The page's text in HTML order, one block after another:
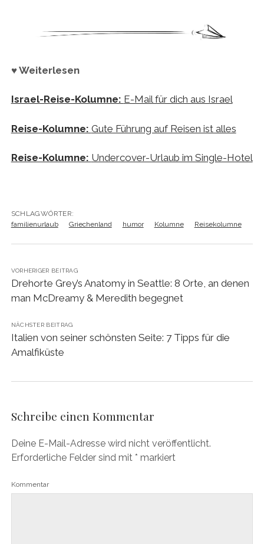
♥ Weiterlesen
Israel-Reise-Kolumne: E-Mail für dich aus Israel
Reise-Kolumne: Gute Führung auf Reisen ist alles
Reise-Kolumne: Undercover-Urlaub im Single-Hotel
SCHLAGWÖRTER:
familienurlaub
Griechenland humor Kolumne Reisekolumne
VORHERIGER BEITRAG
Drehorte Grey’s Anatomy in Seattle: 8 Orte, an denen
man McDreamy & Meredith begegnet
NÄCHSTER BEITRAG
Italien von seiner schönsten Seite: 7 Tipps für die
Amalfiküste
Schreibe einen Kommentar
Deine E-Mail-Adresse wird nicht veröffentlicht.
Erforderliche Felder sind mit * markiert
Kommentar